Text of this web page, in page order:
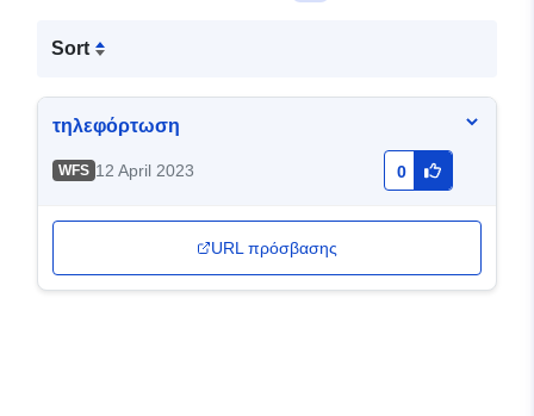
Sort
τηλεφόρτωση
WFS 12 April 2023 0
URL πρόσβασης